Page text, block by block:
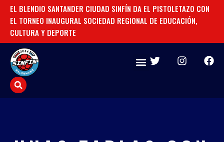
contenido
EL BLENDIO SANTANDER CIUDAD SINFÍN DA EL PISTOLETAZO CON
EL TORNEO INAUGURAL SOCIEDAD REGIONAL DE EDUCACIÓN,
CULTURA Y DEPORTE
T
t
I
a
F
b